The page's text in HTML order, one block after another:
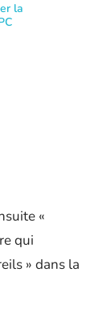
la
«
qui
» dans la